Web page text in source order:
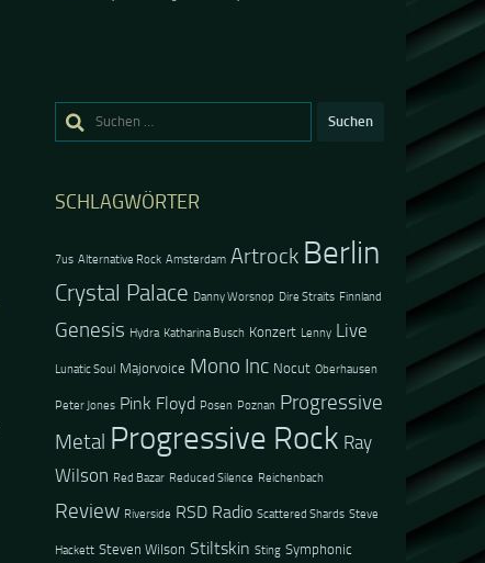
Suchen
SCHLAGWÖRTER
7us Alternative Rock Amsterdam Artrock Berlin
Crystal Palace Danny Worsnop Dire Straits Finnland
Genesis Hydra Katharina Busch Konzert Lenny Live
Lunatic Soul Majorvoice Mono Inc Nocut Oberhausen
Peter Jones Pink Floyd Posen Poznan Progressive
Metal Progressive Rock Ray
Wilson Red Bazar Reduced Silence Reichenbach
Review Riverside RSD Radio Scattered Shards Steve
Hackett Steven Wilson Stiltskin Sting Symphonic